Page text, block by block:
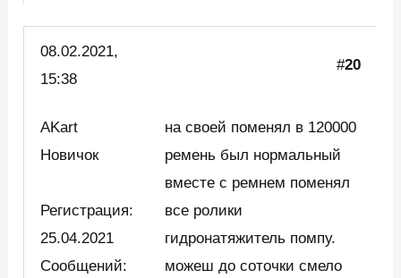
08.02.2021,
15:38
#20
AKart
Новичок
Регистрация:
25.04.2021
Сообщений:
на своей поменял в 120000
ремень был нормальный
вместе с ремнем поменял
все ролики
гидронатяжитель помпу.
можеш до соточки смело